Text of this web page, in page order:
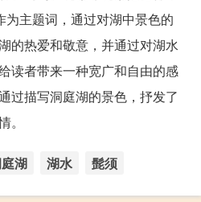
为主题词，通过对湖中景色的
的热爱和敬意，并通过对湖水
读者带来一种宽广和自由的感
过描写洞庭湖的景色，抒发了
湖 湖水 髭须